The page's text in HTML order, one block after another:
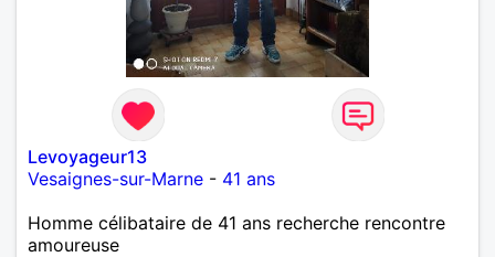
Levoyageur13
Vesaignes-sur-Marne - 41 ans
Homme célibataire de 41 ans recherche rencontre
amoureuse